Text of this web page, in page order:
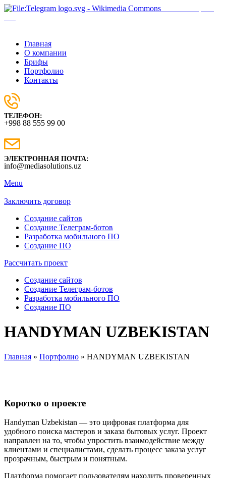
Главная
О компании
Брифы
Портфолио
Контакты
ТЕЛЕФОН:
+998 88 555 99 00
ЭЛЕКТРОННАЯ ПОЧТА:
info@mediasolutions.uz
Menu
Заключить договор
Создание сайтов
Создание Телеграм-ботов
Разработка мобильного ПО
Создание ПО
Рассчитать проект
Создание сайтов
Создание Телеграм-ботов
Разработка мобильного ПО
Создание ПО
HANDYMAN UZBEKISTAN
Главная » Портфолио » HANDYMAN UZBEKISTAN
Коротко о проекте
Handyman Uzbekistan — это цифровая платформа для
удобного поиска мастеров и заказа бытовых услуг. Проект
направлен на то, чтобы упростить взаимодействие между
клиентами и специалистами, сделать процесс заказа услуг
прозрачным, быстрым и понятным.
Платформа помогает пользователям находить проверенных